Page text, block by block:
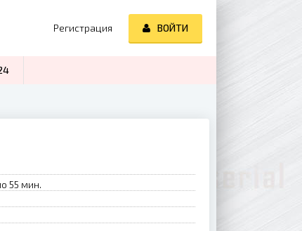
55 мин.
Регистрация ВОЙТИ